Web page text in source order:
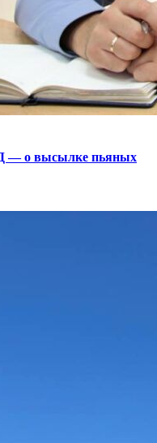
— о высылке пьяных